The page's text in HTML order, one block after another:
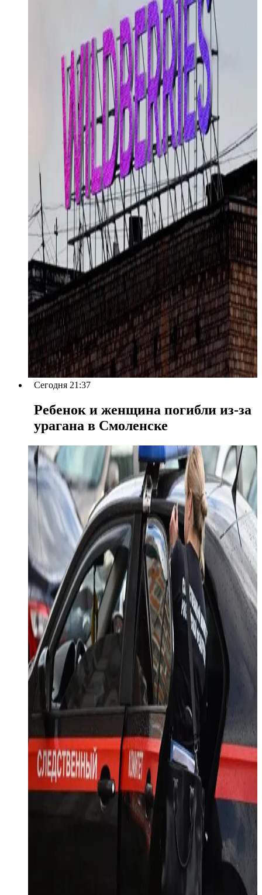
Сегодня 21:37
Ребенок и женщина погибли из-за
урагана в Смоленске